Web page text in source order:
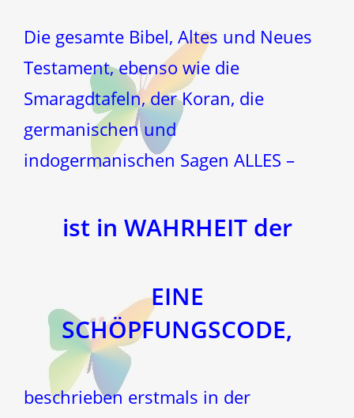
Die gesamte Bibel, Altes und Neues
Testament, ebenso wie die
Smaragdtafeln, der Koran, die
germanischen und
indogermanischen Sagen ALLES –
ist in WAHRHEIT der
EINE
SCHÖPFUNGSCODE,
beschrieben erstmals in der